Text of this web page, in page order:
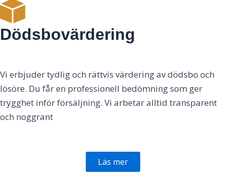
Dödsbovärdering
Vi erbjuder tydlig och rättvis värdering av dödsbo och
lösöre. Du får en professionell bedömning som ger
trygghet inför försäljning. Vi arbetar alltid transparent
och noggrant
Läs mer